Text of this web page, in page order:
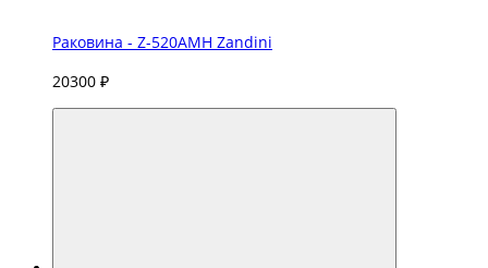
Раковина - Z-520AMH Zandini
20300 ₽